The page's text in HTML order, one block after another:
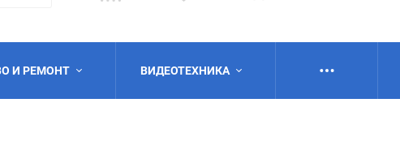
И РЕМОНТ ВИДЕОТЕХНИКА